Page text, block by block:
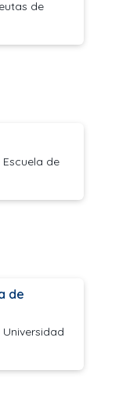
de
de
de